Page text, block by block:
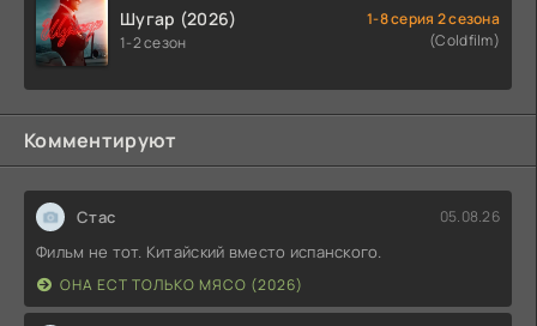
Шугар (2026)
1-2 сезон
1-8 серия 2 сезона
(Coldfilm)
Комментируют
Стас 05.08.26
Фильм не тот. Китайский вместо испанского.
ОНА ЕСТ ТОЛЬКО МЯСО (2026)